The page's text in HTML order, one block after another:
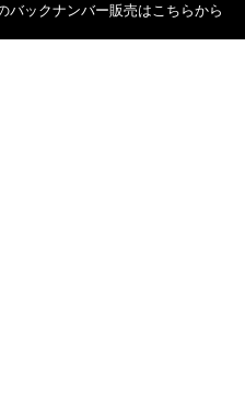
バックナンバー販売はこちらから